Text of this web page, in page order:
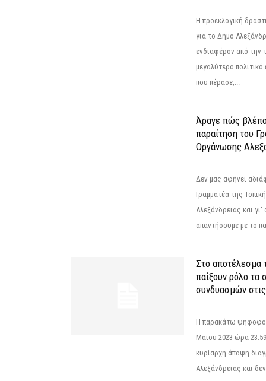
Η προεκλογική
για το Δήμο
ενδιαφέρον από την
μεγαλύτερο
που πέρασε,...
Άραγε πώς
παραίτηση του
Οργάνωσης
Δεν μας αφήνει
Γραμματέα της
Αλεξάνδρειας και γι'
απαντήσουμε με το
Στο αποτέλεσμα
παίξουν ρόλο τα
συνδυασμών
Η παρακάτω
Μαϊου 2023 ώρα
κυρίαρχη άποψη
Αλεξάνδρειας και